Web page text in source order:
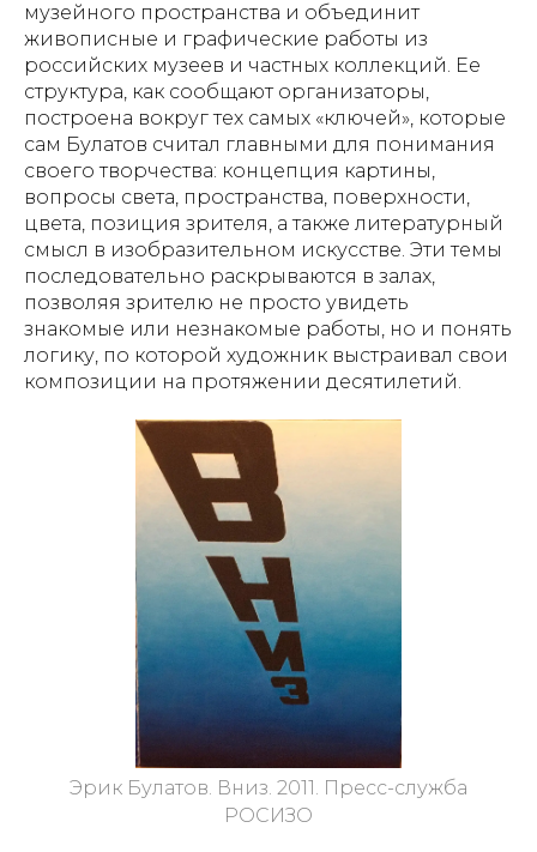
музейного пространства и объединит
живописные и графические работы из
российских музеев и частных коллекций. Ее
структура, как сообщают организаторы,
построена вокруг тех самых «ключей», которые
сам Булатов считал главными для понимания
своего творчества: концепция картины,
вопросы света, пространства, поверхности,
цвета, позиция зрителя, а также литературный
смысл в изобразительном искусстве. Эти темы
последовательно раскрываются в залах,
позволяя зрителю не просто увидеть
знакомые или незнакомые работы, но и понять
логику, по которой художник выстраивал свои
композиции на протяжении десятилетий.
Эрик Булатов. Вниз. 2011. Пресс-служба
РОСИЗО